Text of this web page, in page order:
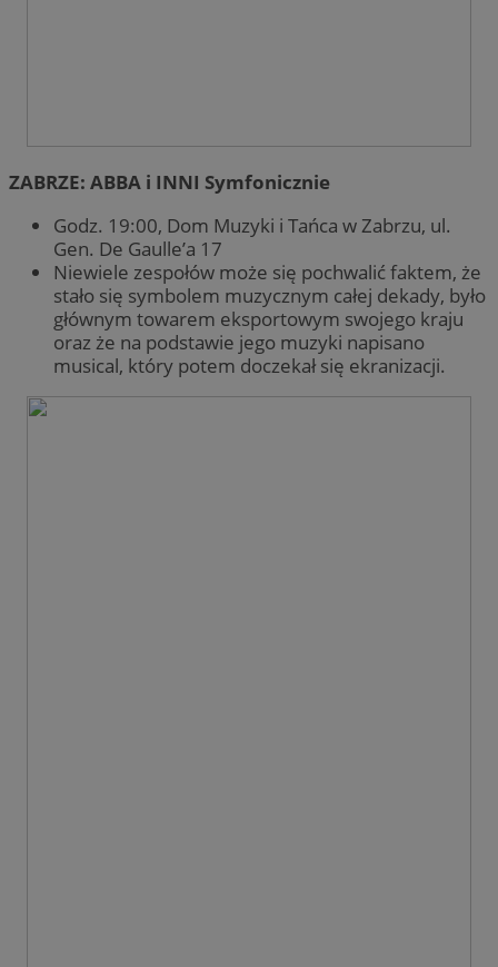
ZABRZE: ABBA i INNI Symfonicznie
Godz. 19:00, Dom Muzyki i Tańca w Zabrzu, ul.
Gen. De Gaulle’a 17
Niewiele zespołów może się pochwalić faktem, że
stało się symbolem muzycznym całej dekady, było
głównym towarem eksportowym swojego kraju
oraz że na podstawie jego muzyki napisano
musical, który potem doczekał się ekranizacji.